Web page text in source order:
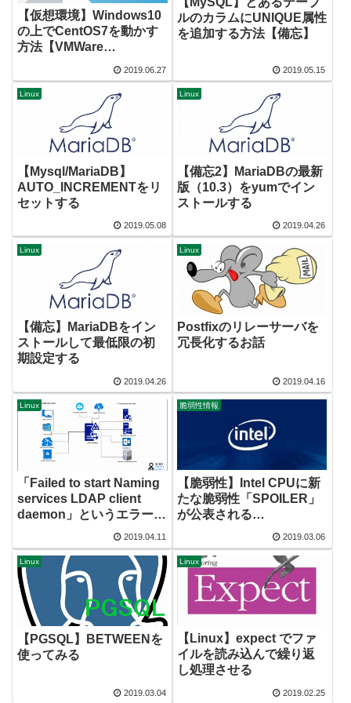
【仮想環境】Windows10
の上でCentOS7を動かす
方法【VMWare
2019.06.27
ルのカラムにUNIQUE属性
を追加する方法【備忘】
2019.05.15
Linux
【Mysql/MariaDB】
AUTO_INCREMENTをリ
セットする
2019.05.08
Linux
【備忘2】MariaDBの最新
版（10.3）をyumでイン
ストールする
2019.04.26
Linux
【備忘】MariaDBをイン
ストールして最低限の初
期設定する
2019.04.26
Linux
Postfixのリレーサーバを
冗長化するお話
2019.04.16
Linux
「Failed to start Naming
services LDAP client
daemon」というエラーを
吐いてnslcdが起動しない
2019.04.11
脆弱性情報
【脆弱性】Intel CPUに新
たな脆弱性「SPOILER」
が公表される
2019.03.06
Linux
【PGSQL】BETWEENを
使ってみる
2019.03.04
Linux
【Linux】expect でファ
イルを読み込んで繰り返
し処理させる
2019.02.25